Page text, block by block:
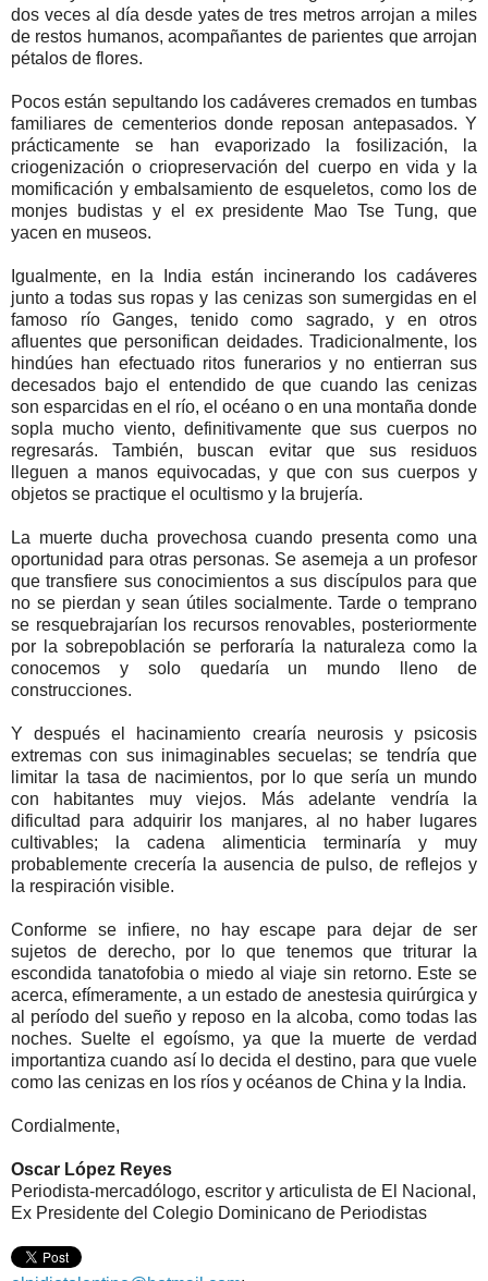
dos veces al día desde yates de tres metros arrojan a miles
de restos humanos, acompañantes de parientes que arrojan
pétalos de flores.
Pocos están sepultando los cadáveres cremados en tumbas
familiares de cementerios donde reposan antepasados. Y
prácticamente se han evaporizado la fosilización, la
criogenización o criopreservación del cuerpo en vida y la
momificación y embalsamiento de esqueletos, como los de
monjes budistas y el ex presidente Mao Tse Tung, que
yacen en museos.
Igualmente, en la India están incinerando los cadáveres
junto a todas sus ropas y las cenizas son sumergidas en el
famoso río Ganges, tenido como sagrado, y en otros
afluentes que personifican deidades. Tradicionalmente, los
hindúes han efectuado ritos funerarios y no entierran sus
decesados bajo el entendido de que cuando las cenizas
son esparcidas en el río, el océano o en una montaña donde
sopla mucho viento, definitivamente que sus cuerpos no
regresarás. También, buscan evitar que sus residuos
lleguen a manos equivocadas, y que con sus cuerpos y
objetos se practique el ocultismo y la brujería.
La muerte ducha provechosa cuando presenta como una
oportunidad para otras personas. Se asemeja a un profesor
que transfiere sus conocimientos a sus discípulos para que
no se pierdan y sean útiles socialmente. Tarde o temprano
se resquebrajarían los recursos renovables, posteriormente
por la sobrepoblación se perforaría la naturaleza como la
conocemos y solo quedaría un mundo lleno de
construcciones.
Y después el hacinamiento crearía neurosis y psicosis
extremas con sus inimaginables secuelas; se tendría que
limitar la tasa de nacimientos, por lo que sería un mundo
con habitantes muy viejos. Más adelante vendría la
dificultad para adquirir los manjares, al no haber lugares
cultivables; la cadena alimenticia terminaría y muy
probablemente crecería la ausencia de pulso, de reflejos y
la respiración visible.
Conforme se infiere, no hay escape para dejar de ser
sujetos de derecho, por lo que tenemos que triturar la
escondida tanatofobia o miedo al viaje sin retorno. Este se
acerca, efímeramente, a un estado de anestesia quirúrgica y
al período del sueño y reposo en la alcoba, como todas las
noches. Suelte el egoísmo, ya que la muerte de verdad
importantiza cuando así lo decida el destino, para que vuele
como las cenizas en los ríos y océanos de China y la India.
Cordialmente,
Oscar López Reyes
Periodista-mercadólogo, escritor y articulista de El Nacional,
Ex Presidente del Colegio Dominicano de Periodistas